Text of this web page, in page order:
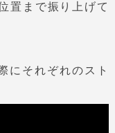
置まで振り上げて
にそれぞれのスト